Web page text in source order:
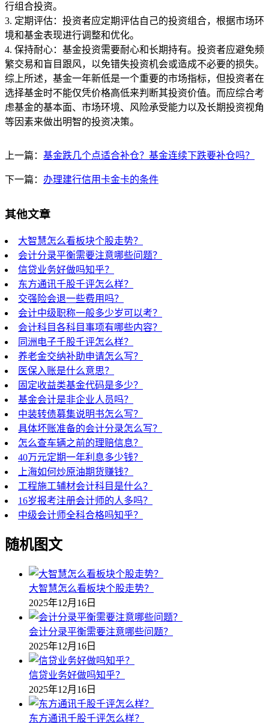
行组合投资。
3. 定期评估：投资者应定期评估自己的投资组合，根据市场环
境和基金表现进行调整和优化。
4. 保持耐心：基金投资需要耐心和长期持有。投资者应避免频
繁交易和盲目跟风，以免错失投资机会或造成不必要的损失。
综上所述，基金一年新低是一个重要的市场指标，但投资者在
选择基金时不能仅凭价格高低来判断其投资价值。而应综合考
虑基金的基本面、市场环境、风险承受能力以及长期投资视角
等因素来做出明智的投资决策。
上一篇： 基金跌几个点适合补仓？基金连续下跌要补仓吗？
下一篇： 办理建行信用卡金卡的条件
其他文章
大智慧怎么看板块个股走势？
会计分录平衡需要注意哪些问题？
信贷业务好做吗知乎？
东方通讯千股千评怎么样？
交强险会退一些费用吗？
会计中级职称一般多少岁可以考？
会计科目各科目事项有哪些内容？
同洲电子千股千评怎么样？
养老金交纳补助申请怎么写？
医保入账是什么意思？
固定收益类基金代码是多少？
基金会计是非企业人员吗？
中装转债募集说明书怎么写？
具体坏账准备的会计分录怎么写？
怎么查车辆之前的理赔信息？
40万元定期一年利息多少钱？
上海如何炒原油期货赚钱？
工程施工辅材会计科目是什么？
16岁报考注册会计师的人多吗？
中级会计师全科合格吗知乎？
随机图文
大智慧怎么看板块个股走势？
2025年12月16日
会计分录平衡需要注意哪些问题？
2025年12月16日
信贷业务好做吗知乎？
2025年12月16日
东方通讯千股千评怎么样？